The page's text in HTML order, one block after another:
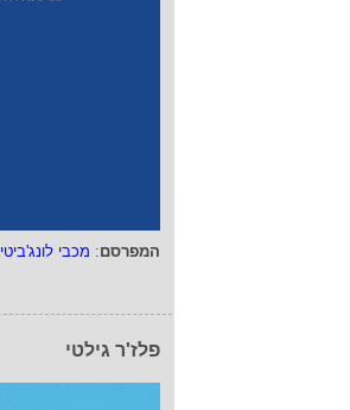
המפרסם: מכבי לונג'ביטי
פלז'ר גילטי